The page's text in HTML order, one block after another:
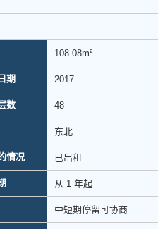
108.08m²
期 2017
数 48
东北
情况 已出租
从 1 年起
中短期停留可协商